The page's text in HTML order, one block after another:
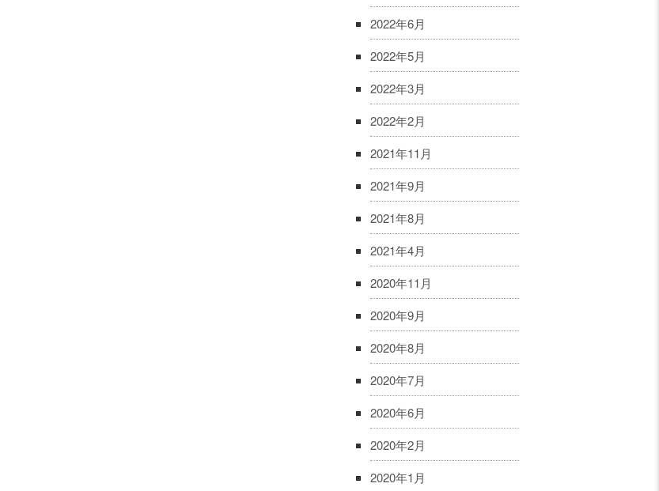
2022年6月
2022年5月
2022年3月
2022年2月
2021年11月
2021年9月
2021年8月
2021年4月
2020年11月
2020年9月
2020年8月
2020年7月
2020年6月
2020年2月
2020年1月